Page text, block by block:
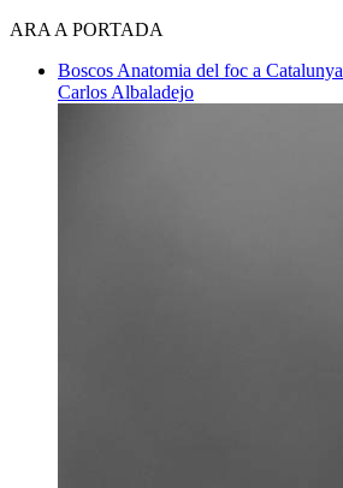
ARA A PORTADA
Boscos Anatomia del foc a Catalunya
Carlos Albaladejo